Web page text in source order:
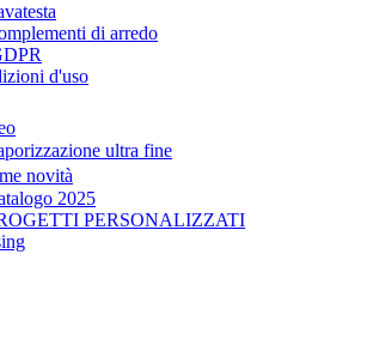
di arredo
d'uso
ultra fine
novità
2025
PERSONALIZZATI